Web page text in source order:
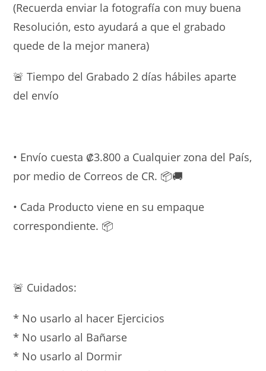
(Recuerda enviar la fotografía con muy buena
Resolución, esto ayudará a que el grabado
quede de la mejor manera)
🚨 Tiempo del Grabado 2 días hábiles aparte
del envío
• Envío cuesta ₡3.800 a Cualquier zona del País,
por medio de Correos de CR. 📦🚚
• Cada Producto viene en su empaque
correspondiente. 📦
🚨 Cuidados:
* No usarlo al hacer Ejercicios
* ⁠No usarlo al Bañarse
* ⁠No usarlo al Dormir